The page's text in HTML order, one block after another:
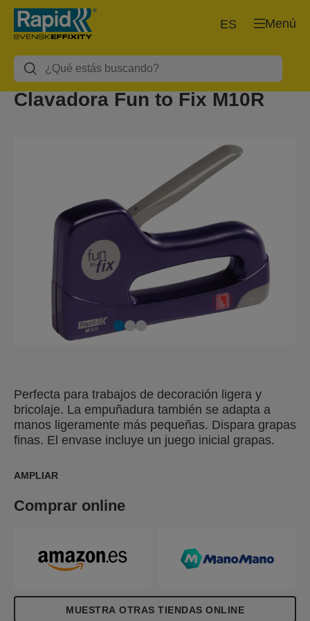
Menú
ES
Clavadora Fun to Fix M10R
Perfecta para trabajos de decoración ligera y
bricolaje. La empuñadura también se adapta a
manos ligeramente más pequeñas. Dispara grapas
finas. El envase incluye un juego inicial grapas.
AMPLIAR
Comprar online
MUESTRA OTRAS TIENDAS ONLINE